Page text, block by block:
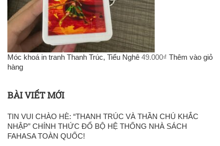
Móc khoá in tranh Thanh Trúc, Tiểu Nghê 49.000₫ Thêm vào giỏ
hàng
BÀI VIẾT MỚI
TIN VUI CHÀO HÈ: “THANH TRÚC VÀ THẦN CHÚ KHẮC
NHẬP” CHÍNH THỨC ĐỔ BỘ HỆ THỐNG NHÀ SÁCH
FAHASA TOÀN QUỐC!